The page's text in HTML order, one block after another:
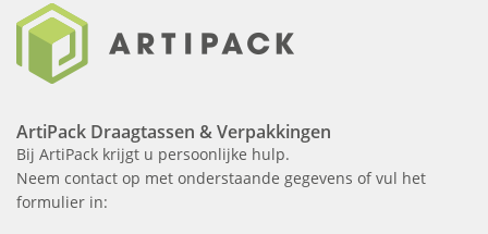
ArtiPack Draagtassen & Verpakkingen
Bij ArtiPack krijgt u persoonlijke hulp.
Neem contact op met onderstaande gegevens of vul het
formulier in: